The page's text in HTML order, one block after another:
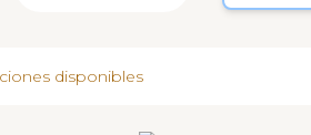
disponibles